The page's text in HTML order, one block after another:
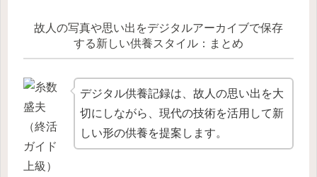
故人の写真や思い出をデジタルアーカイブで保存
する新しい供養スタイル：まとめ
デジタル供養記録は、故人の思い出を大
切にしながら、現代の技術を活用して新
しい形の供養を提案します。